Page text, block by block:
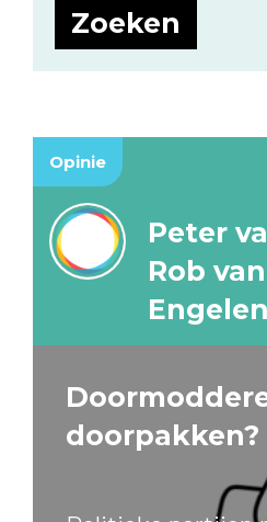
Opinie
Peter
Rob van
doorpakken?